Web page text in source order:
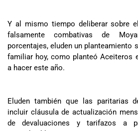
Y al mismo tiempo deliberar sobre
falsamente combativas de
porcentajes, eluden un planteamiento
familiar hoy, como planteó Aceiteros
a hacer este año.
Eluden también que las paritarias
incluir cláusula de actualización
de devaluaciones y tarifazos a